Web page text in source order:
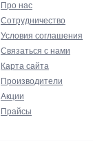
Про нас
Сотрудничество
Условия соглашения
Связаться с нами
Карта сайта
Производители
Акции
Прайсы